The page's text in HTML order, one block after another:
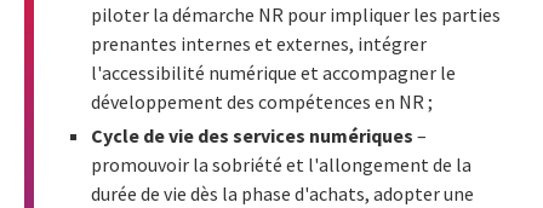
piloter la démarche NR pour impliquer les parties
prenantes internes et externes, intégrer
l'accessibilité numérique et accompagner le
développement des compétences en NR ;
Cycle de vie des services numériques –
promouvoir la sobriété et l'allongement de la
durée de vie dès la phase d'achats, adopter une